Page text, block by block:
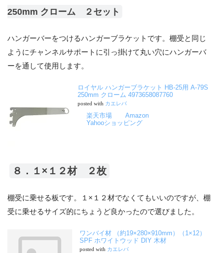
250mm クローム ２セット
ハンガーバーをつけるハンガーブラケットです。棚受と同じ
ようにチャンネルサポートに引っ掛けて丸い穴にハンガーバ
ーを通して使用します。
ロイヤル ハンガーブラケット HB-25用 A-79S
250mm クローム 4973658087760
posted with カエレバ
楽天市場
Amazon
Yahooショッピング
８．１×１２材 ２枚
棚受に乗せる板です。１×１２材でなくてもいいのですが、棚
受に乗せるサイズ的にちょうど良かったので選びました。
ワンバイ材 （約19×280×910mm）（1×12）
SPF ホワイトウッド DIY 木材
posted with カエレバ